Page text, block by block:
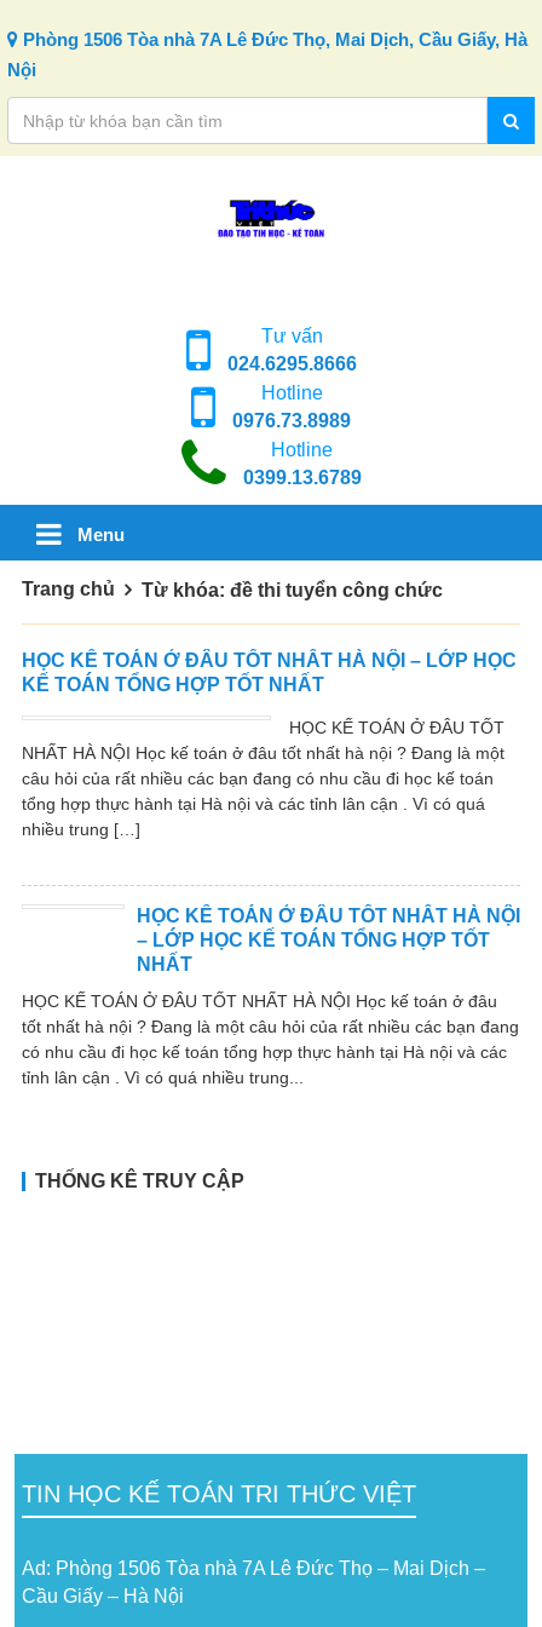
Phòng 1506 Tòa nhà 7A Lê Đức Thọ, Mai Dịch, Cầu Giấy, Hà
Nội
Tư vấn
024.6295.8666
Hotline
0976.73.8989
Hotline
0399.13.6789
Menu
Trang chủ Từ khóa: đề thi tuyển công chức
HỌC KẾ TOÁN Ở ĐÂU TỐT NHẤT HÀ NỘI – LỚP HỌC
KẾ TOÁN TỔNG HỢP TỐT NHẤT
HỌC KẾ TOÁN Ở ĐÂU TỐT
NHẤT HÀ NỘI Học kế toán ở đâu tốt nhất hà nội ? Đang là một
câu hỏi của rất nhiều các bạn đang có nhu cầu đi học kế toán
tổng hợp thực hành tại Hà nội và các tỉnh lân cận . Vì có quá
nhiều trung […]
HỌC KẾ TOÁN Ở ĐÂU TỐT NHẤT HÀ NỘI
– LỚP HỌC KẾ TOÁN TỔNG HỢP TỐT
NHẤT
HỌC KẾ TOÁN Ở ĐÂU TỐT NHẤT HÀ NỘI Học kế toán ở đâu
tốt nhất hà nội ? Đang là một câu hỏi của rất nhiều các bạn đang
có nhu cầu đi học kế toán tổng hợp thực hành tại Hà nội và các
tỉnh lân cận . Vì có quá nhiều trung...
THỐNG KÊ TRUY CẬP
TIN HỌC KẾ TOÁN TRI THỨC VIỆT
Ad: Phòng 1506 Tòa nhà 7A Lê Đức Thọ – Mai Dịch –
Cầu Giấy – Hà Nội